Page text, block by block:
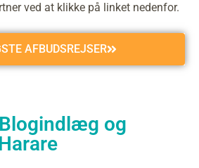
ved at klikke på linket nedenfor.
AFBUDSREJSER
og